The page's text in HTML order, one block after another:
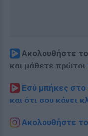
Ακολουθήστε
και μάθετε πρώτοι
Εσύ μπήκες στο
και ότι σου κάνει
Ακολουθήστε